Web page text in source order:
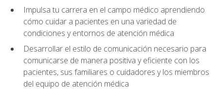
Impulsa tu carrera en el campo médico aprendiendo
cómo cuidar a pacientes en una variedad de
condiciones y entornos de atención médica
Desarrollar el estilo de comunicación necesario para
comunicarse de manera positiva y eficiente con los
pacientes, sus familiares o cuidadores y los miembros
del equipo de atención médica